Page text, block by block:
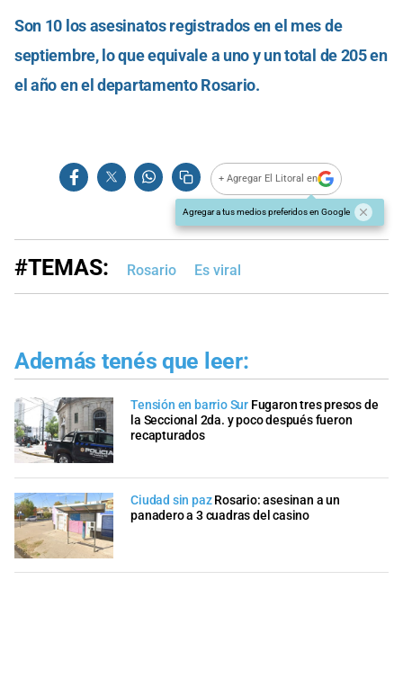
Son 10 los asesinatos registrados en el mes de
septiembre, lo que equivale a uno y un total de 205 en
el año en el departamento Rosario.
+ Agregar El Litoral en
Agregar a tus medios preferidos en Google
#TEMAS: Rosario Es viral
Además tenés que leer:
Tensión en barrio Sur Fugaron tres presos de
la Seccional 2da. y poco después fueron
recapturados
Ciudad sin paz Rosario: asesinan a un
panadero a 3 cuadras del casino